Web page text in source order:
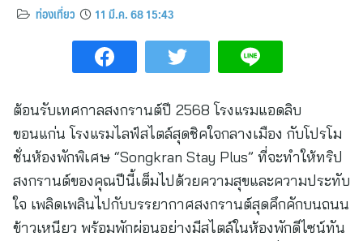
ท่องเที่ยว 11 มี.ค. 68 15:43
ต้อนรับเทศกาลสงกรานต์ปี 2568 โรงแรมแอดลิบ
ขอนแก่น โรงแรมไลฟ์สไตล์สุดชิคใจกลางเมือง กับโปรโม
ชั่นห้องพักพิเศษ “Songkran Stay Plus” ที่จะทำให้ทริป
สงกรานต์ของคุณปีนี้เต็มไปด้วยความสุขและความประทับ
ใจ เพลิดเพลินไปกับบรรยากาศสงกรานต์สุดคึกคักบนถนน
ข้าวเหนียว พร้อมพักผ่อนอย่างมีสไตล์ในห้องพักดีไซน์ทัน